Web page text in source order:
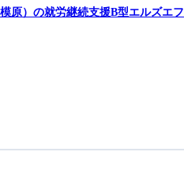
原）の就労継続支援B型エルズエフ